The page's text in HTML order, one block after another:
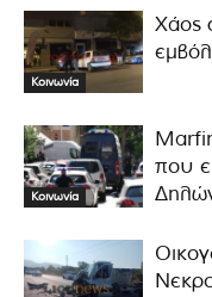
Κοινωνία
Χάος
Κοινωνία
που